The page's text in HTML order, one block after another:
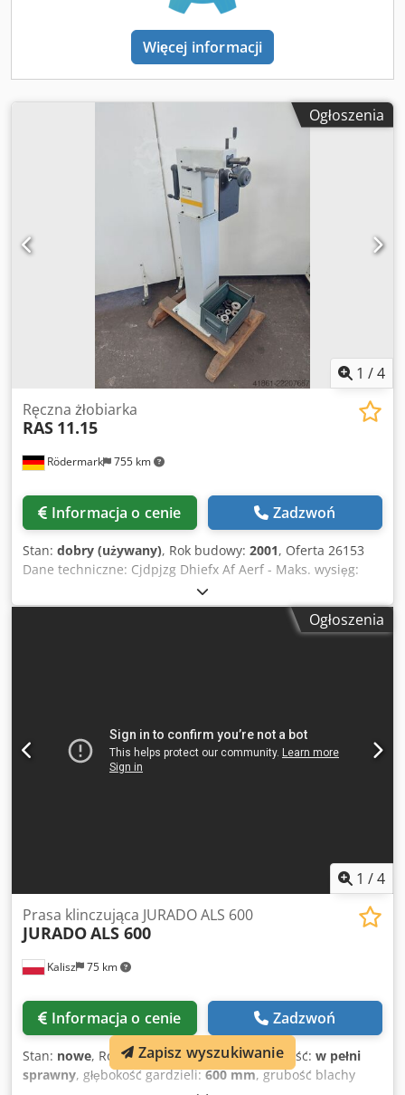
Więcej informacji
Ogłoszenia
1 /4
Rödermark 755 km
Ręczna żłobiarka
RAS 11.15
Informacja o cenie Zadzwoń
Stan: dobry (używany), Rok budowy: 2001, Oferta 26153
Dane techniczne: Cjdpjzg Dhiefx Af Aerf - Maks. wysięg:
200 mm - Odległość między środkami walców: 50 mm -
Maks. grubość materiału przy wytrzymałości 40 kg/mm²:
1,25 mm - Zapotrzebowanie na miejsce ok.: szer. 300 x wys.
Ogłoszenia
1 /4
Kalisz 75 km
Prasa klinczująca JURADO ALS 600
JURADOALS 600
Informacja o cenie Zadzwoń
Stan: nowe, Rok budowy:2025, Funkcjonalność: w pełni
sprawny, głębokość gardzieli:600 mm, grubość blachy
Zapisz wyszukiwanie